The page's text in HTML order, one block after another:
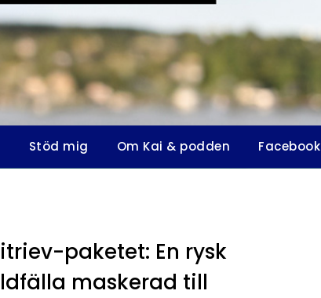
Stöd mig Om Kai & podden Facebook
paketet: En rysk
maskerad till